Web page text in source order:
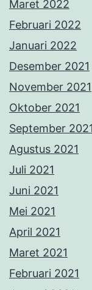
Februari 2021
Januari 2021
Desember 2020
November 2020
Oktober 2020
Juli 2020
Juni 2020
Maret 2020
Februari 2020
Januari 2020
Desember 2019
November 2019
Oktober 2019
September 2019